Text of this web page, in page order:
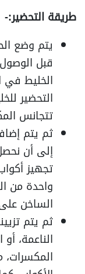
طريقة التحضير:-
يتم وضع
قبل
الخليط في
التحضير
تتجانس
ثم يتم
إلى أن
تجهيز
واحدة من
الساخن
ثم يتم
الناعمة،